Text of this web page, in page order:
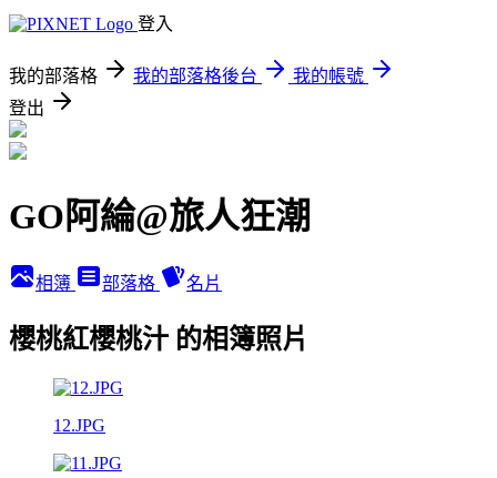
登入
我的部落格 我的部落格後台
我的帳號
登出
GO阿綸@旅人狂潮
相簿 部落格 名片
櫻桃紅櫻桃汁 的相簿照片
12.JPG